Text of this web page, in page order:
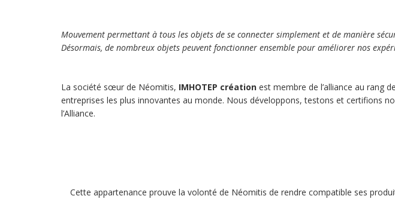
Mouvement permettant à tous les objets de se connecter simplement et de manière
Désormais, de nombreux objets peuvent fonctionner ensemble pour améliorer nos
La société sœur de Néomitis, IMHOTEP création est membre de l’alliance au rang
entreprises les plus innovantes au monde. Nous développons, testons et certifions
l’Alliance.
Cette appartenance prouve la volonté de Néomitis de rendre compatible ses